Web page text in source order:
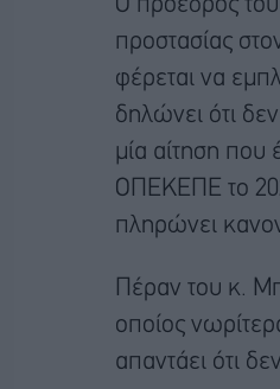
Ο πρόεδρος
προστασίας
φέρεται να
δηλώνει ότι
μία αίτηση που
ΟΠΕΚΕΠΕ το
πληρώνει
Πέραν του κ.
οποίος
απαντάει ότι